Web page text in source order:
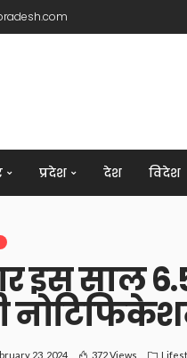
प्रदेश देश विदेश
इस साल
23, 2024 372 Views